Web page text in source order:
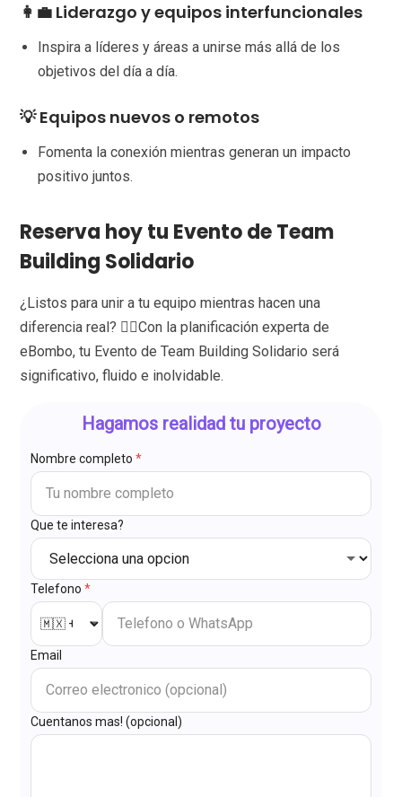
👩‍💼 Liderazgo y equipos interfuncionales
Inspira a líderes y áreas a unirse más allá de los
objetivos del día a día.
💡 Equipos nuevos o remotos
Fomenta la conexión mientras generan un impacto
positivo juntos.
Reserva hoy tu Evento de Team
Building Solidario
¿Listos para unir a tu equipo mientras hacen una
diferencia real? 👉🏼Con la planificación experta de
eBombo, tu Evento de Team Building Solidario será
significativo, fluido e inolvidable.
Hagamos realidad tu proyecto
Nombre completo *
Que te interesa?
Telefono *
Email
Cuentanos mas! (opcional)